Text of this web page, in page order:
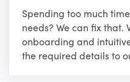
Spending too much
needs? We can fix that.
onboarding and
the required details to